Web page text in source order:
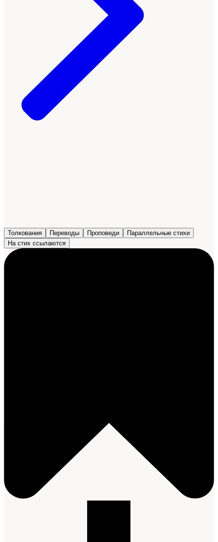
Толкования Переводы Проповеди
Параллельные стихи
На стих ссылаются